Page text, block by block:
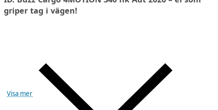
griper tag i vägen!
Visa mer